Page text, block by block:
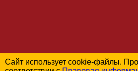
Сайт использует cookie-файлы.